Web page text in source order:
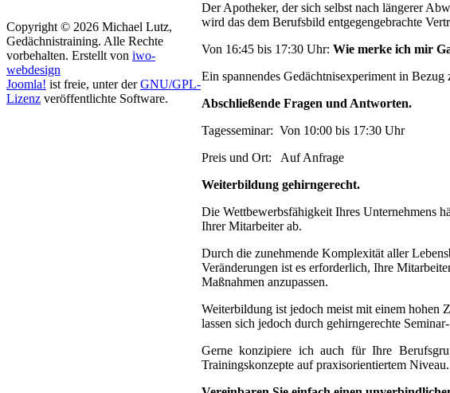
Der Apotheker, der sich selbst nach längerer
wird das dem Berufsbild entgegengebrachte
Von 16:45 bis 17:30 Uhr: Wie merke ich mir
Ein spannendes Gedächtnisexperiment in Bezug
Abschließende Fragen und Antworten.
Tagesseminar: Von 10:00 bis 17:30 Uhr
Preis und Ort: Auf Anfrage
Weiterbildung gehirngerecht.
Die Wettbewerbsfähigkeit Ihres Unternehmens
Ihrer Mitarbeiter ab.
Durch die zunehmende Komplexität aller
Veränderungen ist es erforderlich, Ihre
Maßnahmen anzupassen.
Weiterbildung ist jedoch meist mit einem hohen
lassen sich jedoch durch gehirngerechte
Gerne konzipiere ich auch für Ihre
Trainingskonzepte auf praxisorientiertem Niveau.
Copyright © 2026 Michael Lutz,
Gedächnistraining. Alle Rechte
vorbehalten. Erstellt von iwo-
webdesign
Joomla! ist freie, unter derGNU/GPL-
Lizenz veröffentlichte Software.